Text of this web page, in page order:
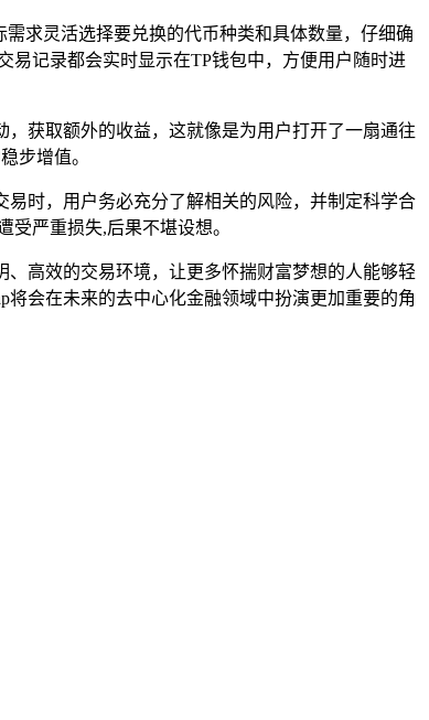
需求灵活选择要兑换的代币种类和具体数量，仔细确
易记录都会实时显示在TP钱包中，方便用户随时进
，获取额外的收益，这就像是为用户打开了一扇通往
步增值。
易时，用户务必充分了解相关的风险，并制定科学合
严重损失,后果不堪设想。
、高效的交易环境，让更多怀揣财富梦想的人能够轻
将会在未来的去中心化金融领域中扮演更加重要的角